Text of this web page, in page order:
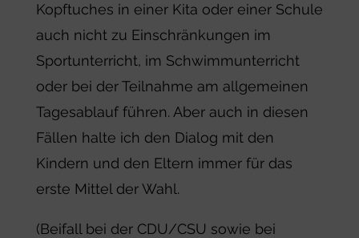
Kopftuches in einer Kita oder einer Schule
auch nicht zu Einschränkungen im
Sportunterricht, im Schwimmunterricht
oder bei der Teilnahme am allgemeinen
Tagesablauf führen. Aber auch in diesen
Fällen halte ich den Dialog mit den
Kindern und den Eltern immer für das
erste Mittel der Wahl.
(Beifall bei der CDU/CSU sowie bei